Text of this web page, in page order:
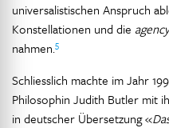
universalistischen Anspruch
Konstellationen und die agency
nahmen.5
Schliesslich machte im Jahr
Philosophin Judith Butler mit
in deutscher Übersetzung «